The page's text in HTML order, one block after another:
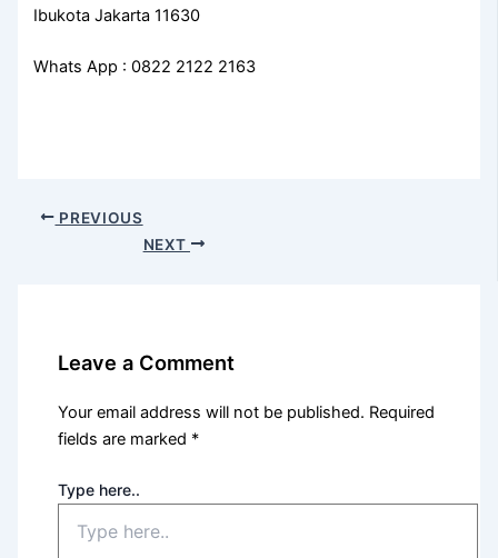
Ibukota Jakarta 11630
Whats App : 0822 2122 2163
PREVIOUS
NEXT
Leave a Comment
Your email address will not be published. Required
fields are marked *
Type here..